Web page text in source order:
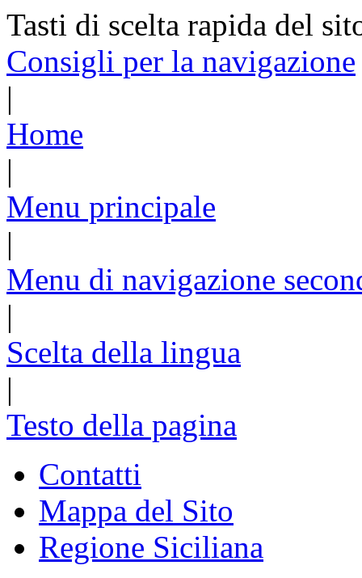
Tasti di scelta rapida del
Consigli per la navigazione
|
Home
|
Menu principale
|
Menu di navigazione
|
Scelta della lingua
|
Testo della pagina
Contatti
Mappa del Sito
Regione Siciliana